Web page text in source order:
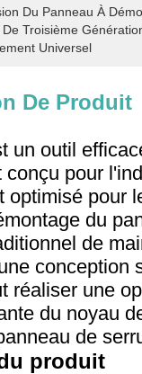
Du Panneau À
Troisième
Universel
De Produit
un outil
conçu pour
optimisé pour
du
de
conception
réaliser une
du noyau
de
produit